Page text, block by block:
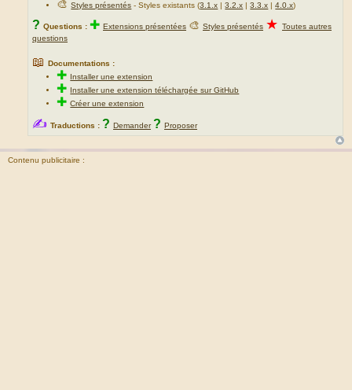
🎨Styles présentés - Styles existants (3.1.x |3.2.x |3.3.x |4.0.x)
? Questions : ✚ Extensions présentées 🎨 Styles présentés ★ Toutes autres
questions
📖 Documentations :
✚ Installer une extension
✚ Installer une extension téléchargée sur GitHub
✚Créer une extension
✍ Traductions : ? Demander ? Proposer
Contenu publicitaire :